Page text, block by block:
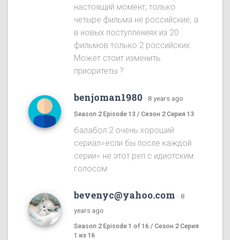
настоящий момент, только
четыре фильма не российские, а
в новых поступлениях из 20
фильмов только 2 российских.
Может стоит изменить
приоритеты ?
benjoman1980 · 8 years ago
Season 2 Episode 13 / Сезон 2 Серия 13
балабол 2 очень хороший
сериал=если бы после каждой
серии= не этот реп с идиотским
голосом
bevenyc@yahoo.com · 8
years ago
Season 2 Episode 1 of 16 / Сезон 2 Серия
1 из 16